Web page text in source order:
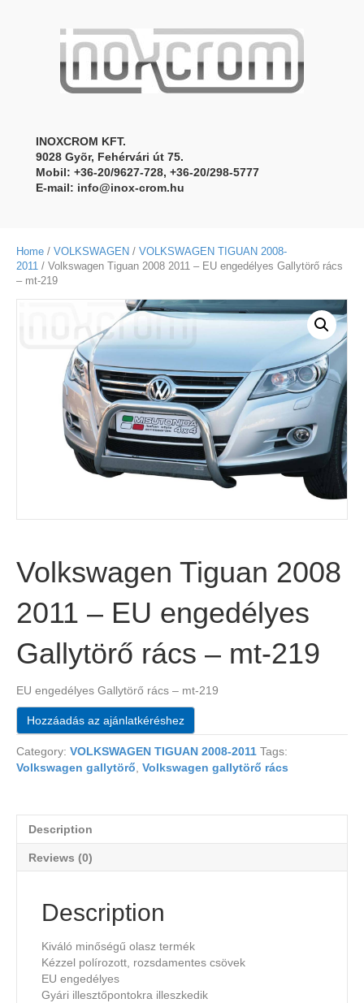
INOXCROM KFT.
9028 Gyõr, Fehérvári út 75.
Mobil: +36-20/9627-728, +36-20/298-5777
E-mail: info@inox-crom.hu
Home / VOLKSWAGEN / VOLKSWAGEN TIGUAN 2008-
2011 / Volkswagen Tiguan 2008 2011 – EU engedélyes Gallytörő rács
– mt-219
Volkswagen Tiguan 2008
2011 – EU engedélyes
Gallytörő rács – mt-219
EU engedélyes Gallytörő rács – mt-219
Hozzáadás az ajánlatkéréshez
Category: VOLKSWAGEN TIGUAN 2008-2011 Tags:
Volkswagen gallytörő, Volkswagen gallytörő rács
Description
Reviews (0)
Description
Kiváló minőségű olasz termék
Kézzel polírozott, rozsdamentes csövek
EU engedélyes
Gyári illesztőpontokra illeszkedik